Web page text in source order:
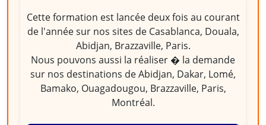
Cette formation est lancée deux fois au courant
de l'année sur nos sites de Casablanca, Douala,
Abidjan, Brazzaville, Paris.
Nous pouvons aussi la réaliser � la demande
sur nos destinations de Abidjan, Dakar, Lomé,
Bamako, Ouagadougou, Brazzaville, Paris,
Montréal.